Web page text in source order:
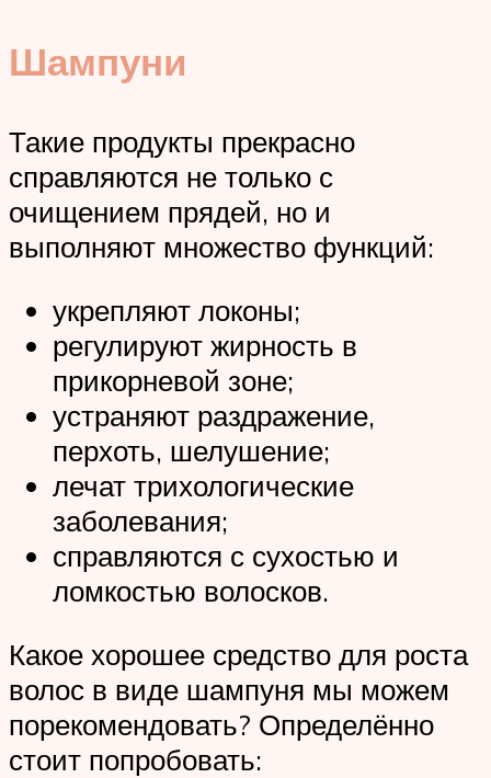
Шампуни
Такие продукты прекрасно
справляются не только с
очищением прядей, но и
выполняют множество функций:
укрепляют локоны;
регулируют жирность в
прикорневой зоне;
устраняют раздражение,
перхоть, шелушение;
лечат трихологические
заболевания;
справляются с сухостью и
ломкостью волосков.
Какое хорошее средство для роста
волос в виде шампуня мы можем
порекомендовать? Определённо
стоит попробовать: